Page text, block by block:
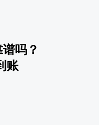
吗？
账